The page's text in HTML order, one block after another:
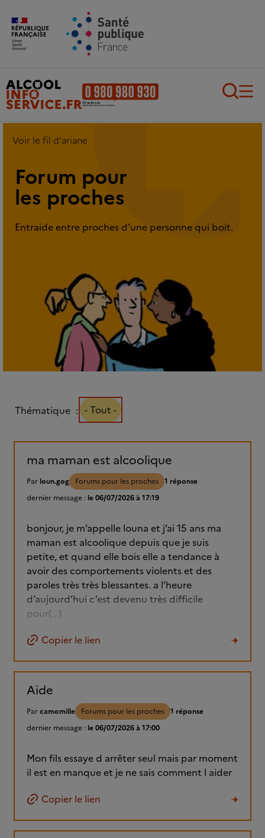
Aller au contenu principal
Voir le fil d'ariane
Forum pour
les proches
Entraide entre proches d'une personne qui boit.
Thématique - Tout -
ma maman est alcoolique
Par loun.gog Forums pour les proches 1 réponse
dernier message : le 06/07/2026 à 17:19
bonjour, je m’appelle louna et j’ai 15 ans ma
maman est alcoolique depuis que je suis
petite, et quand elle bois elle a tendance à
avoir des comportements violents et des
paroles très très blessantes. a l’heure
d’aujourd’hui c’est devenu très difficile
pour(...)
Copier le lien
Aide
Parcamomille Forums pour les proches 1 réponse
dernier message : le 06/07/2026 à 17:00
Mon fils essaye d arrêter seul mais par moment
il est en manque et je ne sais comment l aider
Copier le lien